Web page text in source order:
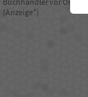
(Anzeige*)